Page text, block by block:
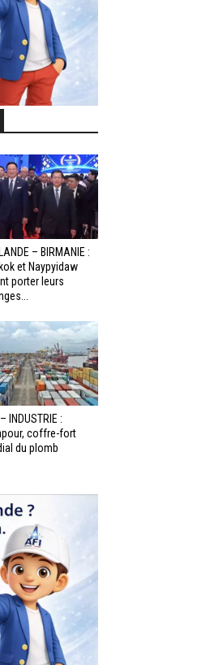
– BIRMANIE :
et Naypyidaw
porter leurs
INDUSTRIE :
coffre-fort
du plomb